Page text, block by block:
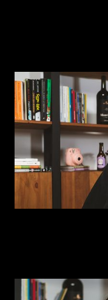
Episódio 1
Inês Pando —
Episódio 2